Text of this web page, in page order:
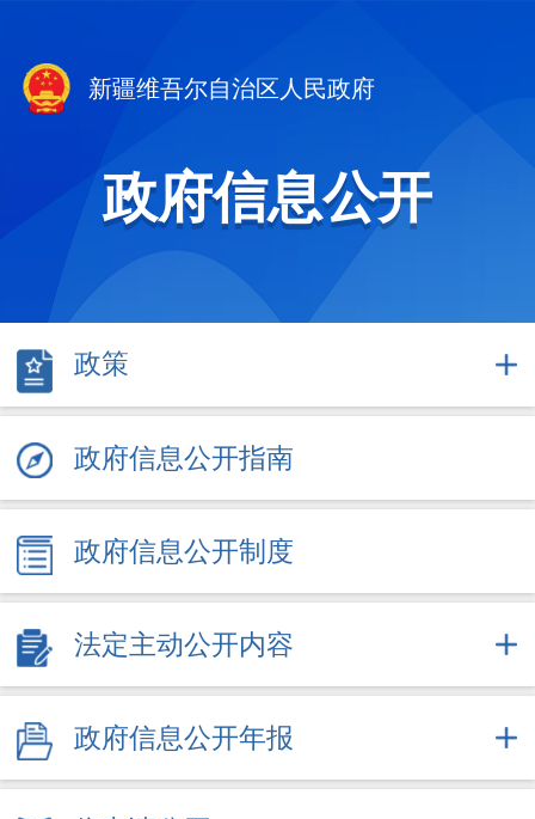
新疆维吾尔自治区人民政府
政府信息公开
政策
政府信息公开指南
政府信息公开制度
法定主动公开内容
政府信息公开年报